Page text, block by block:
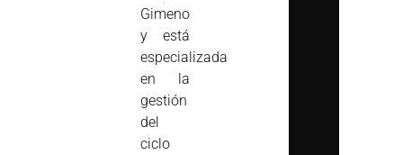
Gimeno
y está
especializada
en la
gestión
del
ciclo